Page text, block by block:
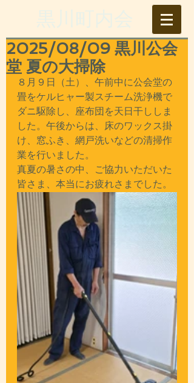
2025/08/09 黒川公会
堂 夏の大掃除
８月９日（土）、午前中に公会堂の
畳をケルヒャー製スチーム洗浄機で
ダニ駆除し、座布団を天日干ししま
した。午後からは、床のワックス掛
け、窓ふき、網戸洗いなどの清掃作
業を行いました。
真夏の暑さの中、ご協力いただいた
皆さま、本当にお疲れさまでした。